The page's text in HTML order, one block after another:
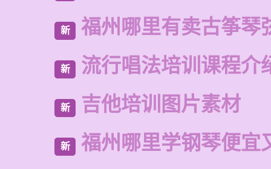
新 福州哪里有卖古筝琴
新 流行唱法培训课程介
新 吉他培训图片素材
新 福州哪里学钢琴便宜